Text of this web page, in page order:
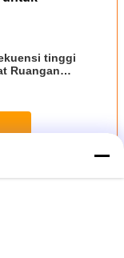
tinggi
Ruangan